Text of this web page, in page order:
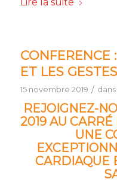
CONFERENCE
ET LES
15 novembre 2019 / dans
REJOIGNEZ-
2019 AU
UNE
CARDIAQUE